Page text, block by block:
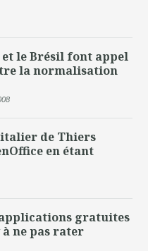
et le Brésil font appel
la normalisation
de Thiers
en étant
applications gratuites
ne pas rater